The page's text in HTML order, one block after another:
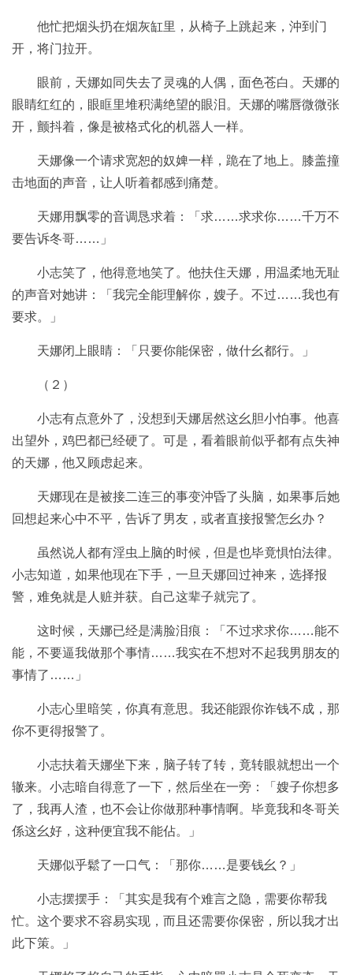
他忙把烟头扔在烟灰缸里，从椅子上跳起来，沖到门
开，将门拉开。
眼前，天娜如同失去了灵魂的人偶，面色苍白。天娜的
眼睛红红的，眼眶里堆积满绝望的眼泪。天娜的嘴唇微微张
开，颤抖着，像是被格式化的机器人一样。
天娜像一个请求宽恕的奴婢一样，跪在了地上。膝盖撞
击地面的声音，让人听着都感到痛楚。
天娜用飘零的音调恳求着：「求……求求你……千万不
要告诉冬哥……」
小志笑了，他得意地笑了。他扶住天娜，用温柔地无耻
的声音对她讲：「我完全能理解你，嫂子。不过……我也有
要求。」
天娜闭上眼睛：「只要你能保密，做什幺都行。」
（２）
小志有点意外了，没想到天娜居然这幺胆小怕事。他喜
出望外，鸡巴都已经硬了。可是，看着眼前似乎都有点失神
的天娜，他又顾虑起来。
天娜现在是被接二连三的事变沖昏了头脑，如果事后她
回想起来心中不平，告诉了男友，或者直接报警怎幺办？
虽然说人都有淫虫上脑的时候，但是也毕竟惧怕法律。
小志知道，如果他现在下手，一旦天娜回过神来，选择报
警，难免就是人赃并获。自己这辈子就完了。
这时候，天娜已经是满脸泪痕：「不过求求你……能不
能，不要逼我做那个事情……我实在不想对不起我男朋友的
事情了……」
小志心里暗笑，你真有意思。我还能跟你诈钱不成，那
你不更得报警了。
小志扶着天娜坐下来，脑子转了转，竟转眼就想出一个
辙来。小志暗自得意了一下，然后坐在一旁：「嫂子你想多
了，我再人渣，也不会让你做那种事情啊。毕竟我和冬哥关
係这幺好，这种便宜我不能佔。」
天娜似乎鬆了一口气：「那你……是要钱幺？」
小志摆摆手：「其实是我有个难言之隐，需要你帮我
忙。这个要求不容易实现，而且还需要你保密，所以我才出
此下策。」